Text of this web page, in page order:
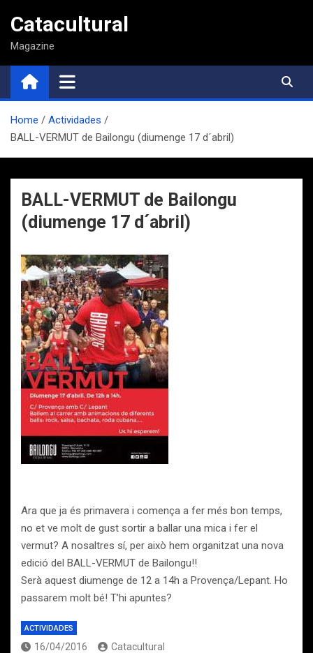
contenido
Catacultural
Magazine
Home
Actividades
BALL-VERMUT de Bailongu (diumenge 17 d´abril)
BALL-VERMUT de Bailongu
(diumenge 17 d´abril)
Ara que ja és primavera i comença a fer més bon temps,
no et ve molt de gust sortir a ballar una mica i fer el
vermut? A nosaltres sí, per això hem organitzat una nova
edició del BALL-VERMUT de Bailongu!!
Serà aquest diumenge de 12 a 14h a Provença/Lepant. Ho
passarem molt bé! T’hi apuntes?
ACTIVIDADES
16/04/2016 Catacultural